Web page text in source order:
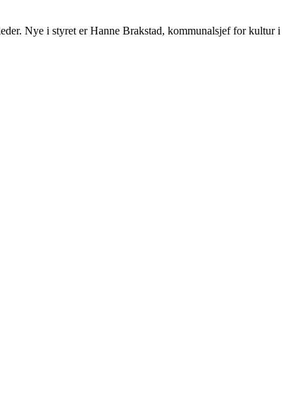
Nye i styret er Hanne Brakstad, kommunalsjef for kultur i